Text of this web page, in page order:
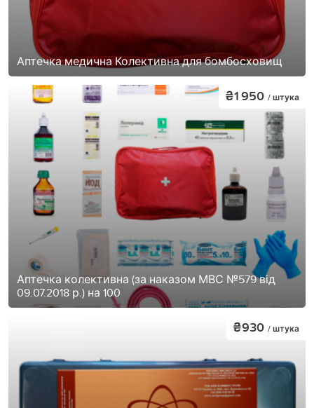
Аптечка медична Колективна для бомбосховищ
Аптечка колективна (за наказом МВС №579 від
09.07.2018 р.) на 100
₴1 950 / штука
₴930 / штука